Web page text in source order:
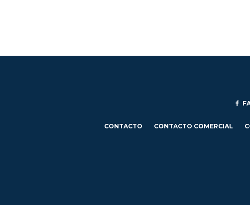
CONTACTO CONTACTO COMERCIAL